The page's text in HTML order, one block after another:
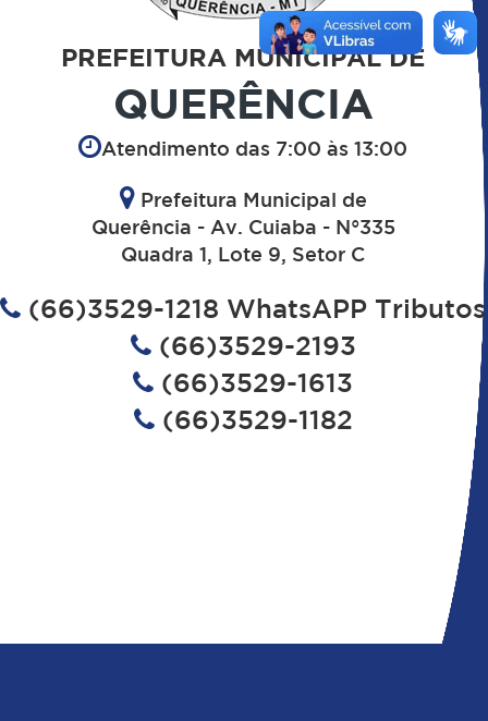
PREFEITURA MUNICIPAL DE
QUERÊNCIA
Atendimento das 7:00 às 13:00
Prefeitura Municipal de
Querência - Av. Cuiaba - N°335
Quadra 1, Lote 9, Setor C
(66)3529-1218 WhatsAPP Tributos
(66)3529-2193
(66)3529-1613
(66)3529-1182